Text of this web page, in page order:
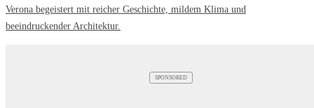
Verona begeistert mit reicher Geschichte, mildem Klima und
beeindruckender Architektur.
SPONSORED